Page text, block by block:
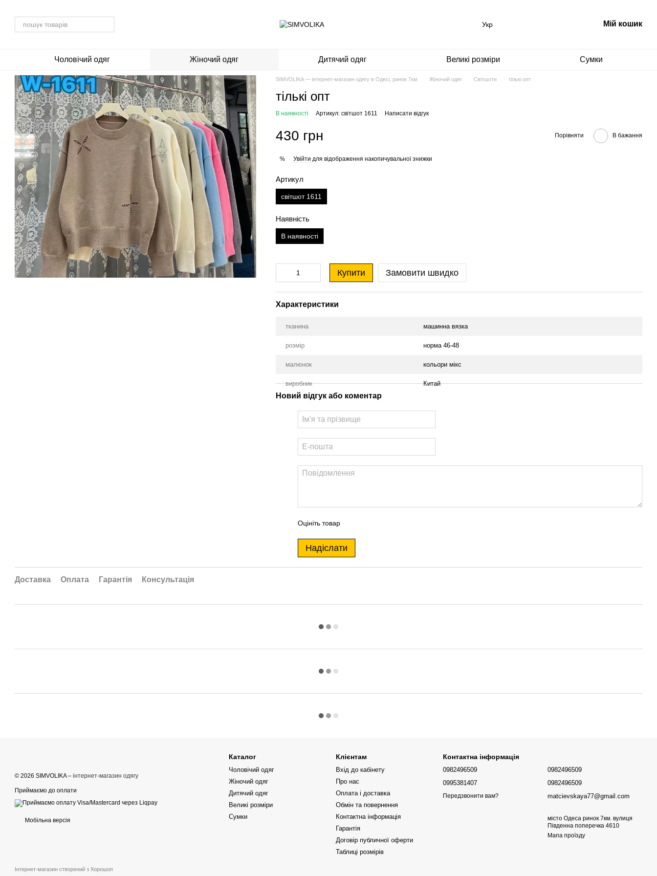
Укр Мій кошик
Чоловічий одяг Жіночий одяг Дитячий одяг Великі розміри Сумки
SIMVOLIKA — інтернет-магазин одягу в Одесі, ринок 7км Жіночий одяг Світшоти тількі опт
тількі опт
В наявності Артикул: світшот 1611 Написати відгук
430 грн Порівняти В бажання
% Увійти для відображення накопичувальної знижки
Артикул
світшот 1611
Наявність
В наявності
Купити Замовити швидко
Характеристики
тканина машинна вязка
розмір норма 46-48
малюнок кольори мікс
виробник Китай
Новий відгук або коментар
Оцініть товар
Надіслати
Доставка Оплата Гарантія Консультація
© 2026 SIMVOLIKA – інтернет-магазин одягу
Приймаємо до оплати
Мобільна версія
Інтернет-магазин створений з Хорошоп
Каталог
Чоловічий одяг
Жіночий одяг
Дитячий одяг
Великі розміри
Сумки
Клієнтам
Вхід до кабінету
Про нас
Оплата і доставка
Обмін та повернення
Контактна інформація
Гарантія
Договір публичної оферти
Таблиці розмірів
Контактна інформація
0982496509
0995381407
Передзвонити вам?
0982496509
0982496509
matcievskaya77@gmail.com
місто Одеса ринок 7км. вулиця
Південна поперечка 4610
Мапа проїзду